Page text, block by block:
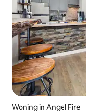
Woning in Angel Fire